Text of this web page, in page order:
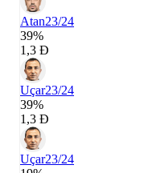
Atan23/24
39%
1,3 Đ
Uçar23/24
39%
1,3 Đ
Uçar23/24